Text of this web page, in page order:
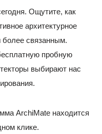
Ощутите, как
архитектурное
более связанным.
пробную
выбирают нас
ArchiMate находится
клике.